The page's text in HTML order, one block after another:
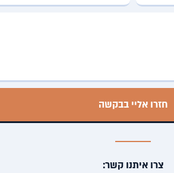
חזרו אליי בבקשה
צרו איתנו קשר: